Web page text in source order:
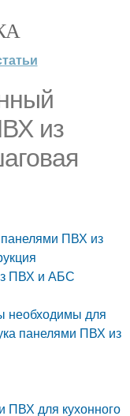
из
ПВХ из
ПВХ и АБС
необходимы для
панелями ПВХ из
ПВХ для кухонного